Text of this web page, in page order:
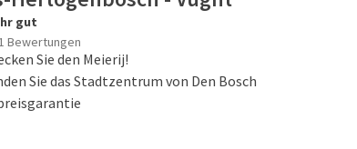
Hotels anzeigen
Liste der Hotels, in denen Haustiere erlaubt sind. Die
weitere Informationen können Sie sich jederzeit an
gut
Bewertungen
Sie den Meierij!
Sie das Stadtzentrum von Den Bosch